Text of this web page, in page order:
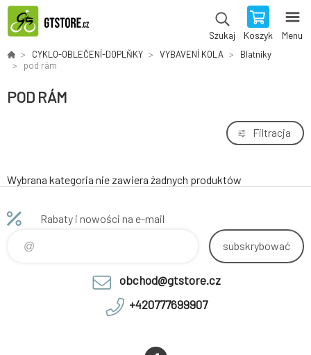
Szukaj Koszyk Menu
CYKLO-OBLEČENÍ-DOPLŇKY VYBAVENÍ KOLA
Blatníky
pod rám
POD RÁM
Filtracja
Wybrana kategoria nie zawiera żadnych produktów
Rabaty i nowości na e-mail
subskrybować
obchod@gtstore.cz
+420777699907